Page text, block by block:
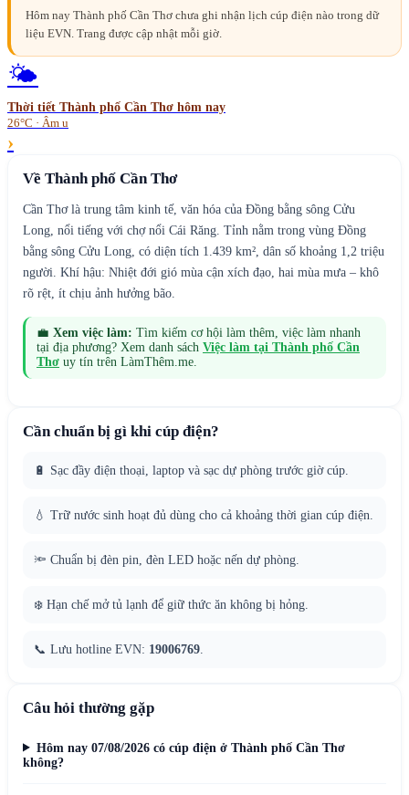
Hôm nay Thành phố Cần Thơ chưa ghi nhận lịch cúp điện nào trong dữ
liệu EVN. Trang được cập nhật mỗi giờ.
🌤️
Thời tiết Thành phố Cần Thơ hôm nay
26°C · Âm u
›
Về Thành phố Cần Thơ
Cần Thơ là trung tâm kinh tế, văn hóa của Đồng bằng sông Cửu
Long, nổi tiếng với chợ nổi Cái Răng. Tỉnh nằm trong vùng Đồng
bằng sông Cửu Long, có diện tích 1.439 km², dân số khoảng 1,2 triệu
người. Khí hậu: Nhiệt đới gió mùa cận xích đạo, hai mùa mưa – khô
rõ rệt, ít chịu ảnh hưởng bão.
💼 Xem việc làm: Tìm kiếm cơ hội làm thêm, việc làm nhanh
tại địa phương? Xem danh sách Việc làm tại Thành phố Cần
Thơ uy tín trên LàmThêm.me.
Cần chuẩn bị gì khi cúp điện?
🔋 Sạc đầy điện thoại, laptop và sạc dự phòng trước giờ cúp.
💧 Trữ nước sinh hoạt đủ dùng cho cả khoảng thời gian cúp điện.
🔦 Chuẩn bị đèn pin, đèn LED hoặc nến dự phòng.
❄️ Hạn chế mở tủ lạnh để giữ thức ăn không bị hỏng.
📞 Lưu hotline EVN: 19006769
Câu hỏi thường gặp
Hôm nay 07/08/2026 có cúp điện ở Thành phố Cần Thơ
không?